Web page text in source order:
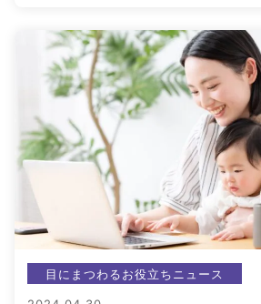
目にまつわるお役立ちニュース